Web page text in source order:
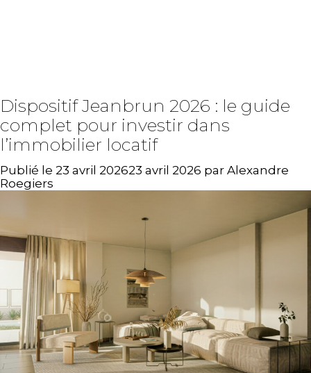
Dispositif Jeanbrun 2026 : le guide
complet pour investir dans
l’immobilier locatif
Publié le 23 avril 202623 avril 2026 par Alexandre
Roegiers